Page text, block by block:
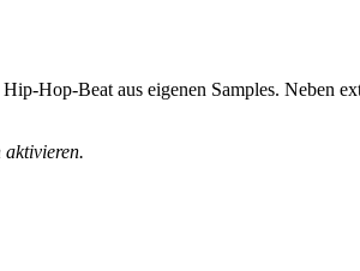
Hop-Beat aus eigenen Samples. Neben